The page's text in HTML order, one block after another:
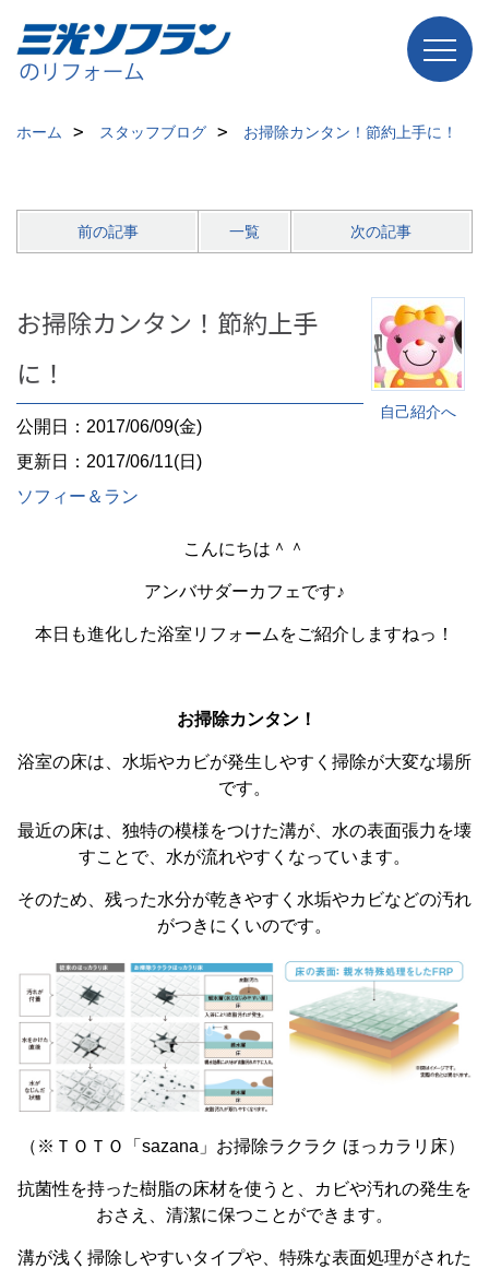
ホーム スタッフブログ お掃除カンタン！節約上手に！
前の記事 一覧 次の記事
自己紹介へ
お掃除カンタン！節約上手
に！
公開日：2017/06/09(金)
更新日：2017/06/11(日)
ソフィー＆ラン
こんにちは＾＾
アンバサダーカフェです♪
本日も進化した浴室リフォームをご紹介しますねっ！
お掃除カンタン！
浴室の床は、水垢やカビが発生しやすく掃除が大変な場所
です。
最近の床は、独特の模様をつけた溝が、水の表面張力を壊
すことで、水が流れやすくなっています。
そのため、残った水分が乾きやすく水垢やカビなどの汚れ
がつきにくいのです。
（※ＴＯＴＯ「sazana」お掃除ラクラク ほっカラリ床）
抗菌性を持った樹脂の床材を使うと、カビや汚れの発生を
おさえ、清潔に保つことができます。
溝が浅く掃除しやすいタイプや、特殊な表面処理がされた